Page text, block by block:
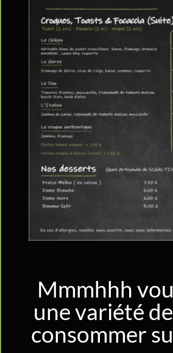
Mmmhhh
une variété
consommer